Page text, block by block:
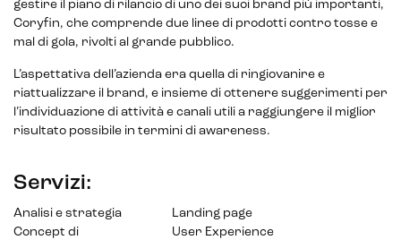
Intelligenza Artificiale e AR VR -
gestire il piano di rilancio di uno dei suoi brand più importanti,
Coryfin, che comprende due linee di prodotti contro tosse e
mal di gola, rivolti al grande pubblico.
L’aspettativa dell’azienda era quella di ringiovanire e
riattualizzare il brand, e insieme di ottenere suggerimenti per
l’individuazione di attività e canali utili a raggiungere il miglior
risultato possibile in termini di awareness.
Servizi:
Analisi e strategia
Concept di
Landing page
User Experience